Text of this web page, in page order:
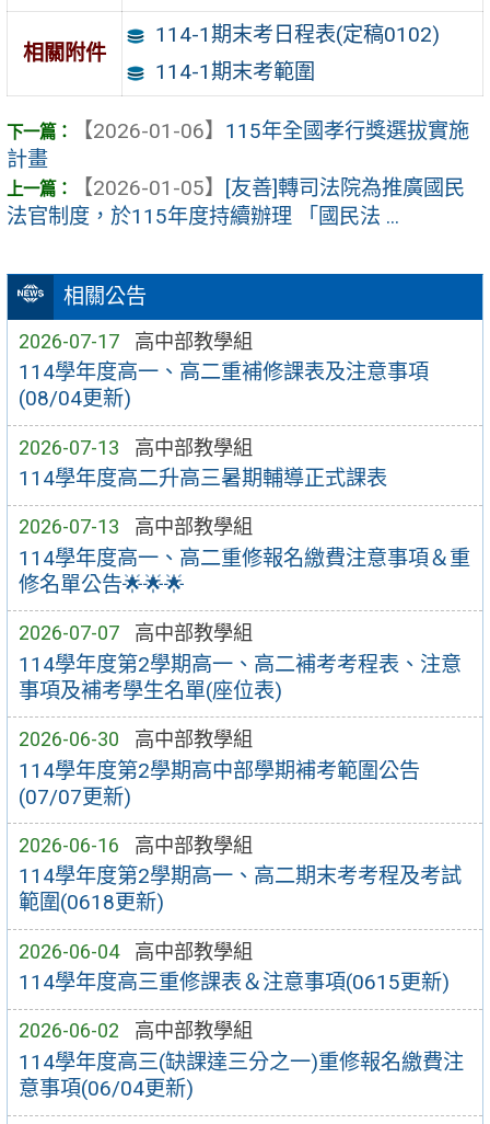
相關公告
2026-07-17 高中部教學組
114學年度高一、高二重補修課表及注意事項
(08/04更新)
2026-07-13 高中部教學組
114學年度高二升高三暑期輔導正式課表
2026-07-13 高中部教學組
114學年度高一、高二重修報名繳費注意事項＆重
修名單公告🌟🌟🌟
2026-07-07 高中部教學組
114學年度第2學期高一、高二補考考程表、注意
事項及補考學生名單(座位表)
2026-06-30 高中部教學組
114學年度第2學期高中部學期補考範圍公告
(07/07更新)
2026-06-16 高中部教學組
114學年度第2學期高一、高二期末考考程及考試
範圍(0618更新)
2026-06-04 高中部教學組
114學年度高三重修課表＆注意事項(0615更新)
2026-06-02 高中部教學組
114學年度高三(缺課達三分之一)重修報名繳費注
意事項(06/04更新)
相關附件
114-1期末考日程表(定稿0102)
114-1期末考範圍
【2026-01-06】 115年全國孝行獎選拔實施
計畫
【2026-01-05】 [友善]轉司法院為推廣國民
法官制度，於115年度持續辦理 「國民法 ...